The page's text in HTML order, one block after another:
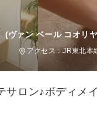
(ヴァン ベール コオリ
アクセス：JR東北本
サロン♪ボディメ